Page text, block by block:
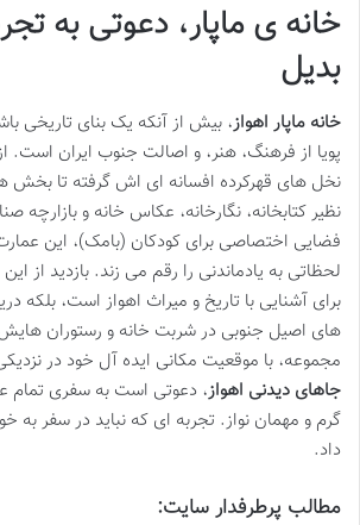
خانه ی ماپار، دعوتی به
بدیل
خانه ماپار اهواز، بیش از آنکه یک بنای تاریخی
پویا از فرهنگ، هنر، و اصالت جنوب ایران است.
نخل های قهرکرده افسانه ای اش گرفته تا بخش
نظیر کتابخانه، نگارخانه، عکاس خانه و بازارچه
فضایی اختصاصی برای کودکان (بامک)، این
لحظاتی به یادماندنی را رقم می زند. بازدید از
برای آشنایی با تاریخ و میراث اهواز است،
های اصیل جنوبی در شربت خانه و رستوران
مجموعه، با موقعیت مکانی ایده آل خود در
جاهای دیدنی اهواز، دعوتی است به سفری تمام
گرم و مهمان نواز. تجربه ای که نباید در سفر به
داد.
مطالب پرطرفدار سایت: